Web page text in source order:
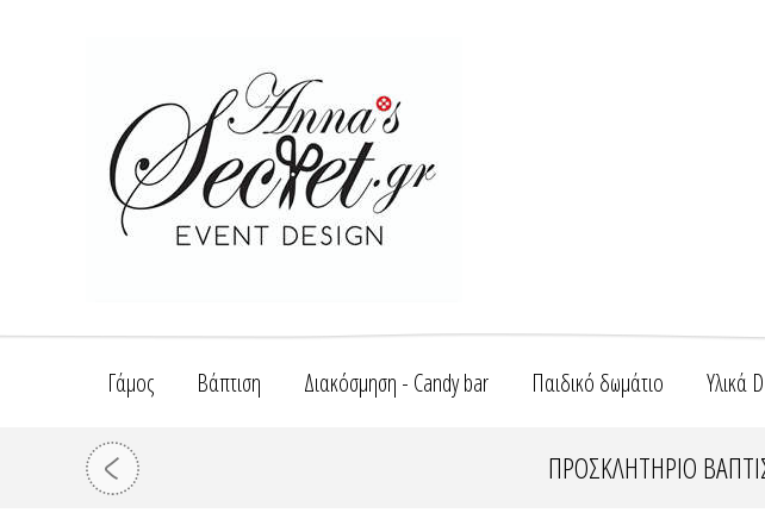
Γάμος Βάπτιση Διακόσμηση - Candy bar Παιδικό δωμάτιο Υλικά
ΠΡΟΣΚΛΗΤΉΡΙΟ